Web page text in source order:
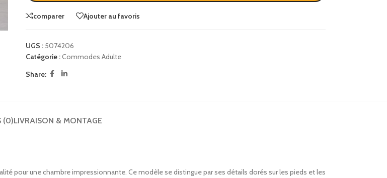
comparer Ajouter au favoris
UGS : 5074206
Catégorie :Commodes Adulte
Share:
(0)LIVRAISON & MONTAGE
pour une chambre impressionnante. Ce modèle se distingue par ses détails dorés sur les pieds et les